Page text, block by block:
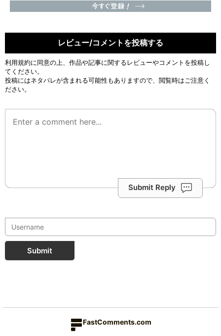
レビュー/コメントを投稿する
利用規約に同意の上、作品や記事に関するレビューやコメントを投稿し
てください。
投稿にはネタバレが含まれる可能性もありますので、閲覧時はご注意く
ださい。
Submit Reply
Submit
FastComments.com